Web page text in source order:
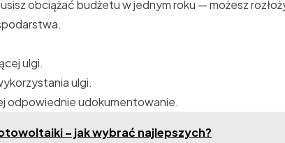
obciążać budżetu w jednym roku — możesz
ulgi.
ulgi.
odpowiednie udokumentowanie.
– jak wybrać najlepszych?